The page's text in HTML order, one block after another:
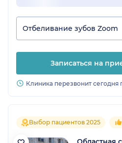
Отбеливание зубов Zoom
Записаться на
Клиника перезвонит сегодня
Выбор пациентов 2025